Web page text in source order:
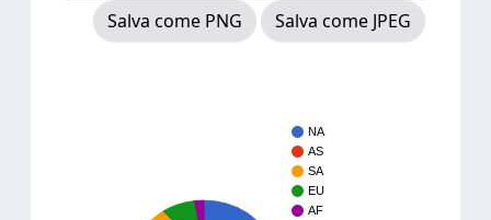
Salva come PNG
Salva come JPEG
NA
AS
SA
EU
AF